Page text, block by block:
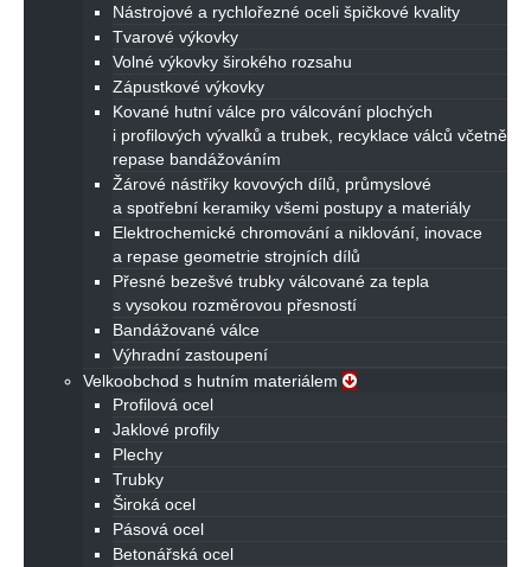
Nástrojové a rychlořezné oceli špičkové kvality
Tvarové výkovky
Volné výkovky širokého rozsahu
Zápustkové výkovky
Kované hutní válce pro válcování plochých
i profilových vývalků a trubek, recyklace válců včetně
repase bandážováním
Žárové nástřiky kovových dílů, průmyslové
a spotřební keramiky všemi postupy a materiály
Elektrochemické chromování a niklování, inovace
a repase geometrie strojních dílů
Přesné bezešvé trubky válcované za tepla
s vysokou rozměrovou přesností
Bandážované válce
Výhradní zastoupení
Velkoobchod s hutním materiálem
Profilová ocel
Jaklové profily
Plechy
Trubky
Široká ocel
Pásová ocel
Betonářská ocel